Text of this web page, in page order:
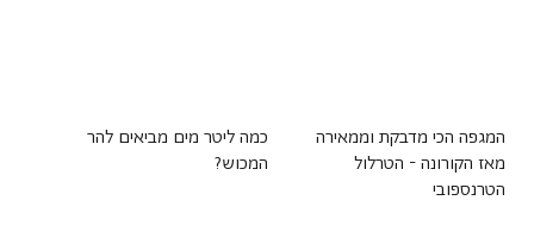
המגפה הכי מדבקת וממאירה
מאז הקורונה - הטרלול
הטרנספובי
כמה ליטר מים מביאים להר
המכוש?